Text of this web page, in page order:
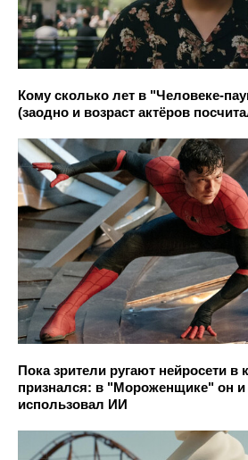
Кому сколько лет в "Человеке-
(заодно и возраст актёров
Пока зрители ругают нейросети в
признался: в "Мороженщике" он и
использовал ИИ